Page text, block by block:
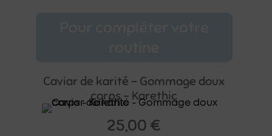
Caviar de karité – Gommage doux
corps – Karethic
25,00 €